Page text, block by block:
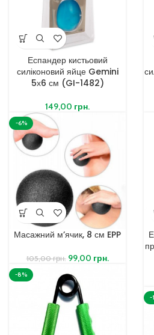
Еспандер кистьовий
силіконовий яйце Gemini
5х6 см (GI-1482)
149,00 грн.
-6%
Масажний м’ячик, 8 см EPP
105,00грн. 99,00 грн.
-8%
-